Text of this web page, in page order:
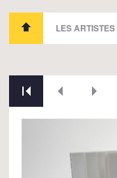
LES ARTISTES